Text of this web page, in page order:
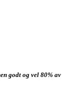
godt og vel 80% av